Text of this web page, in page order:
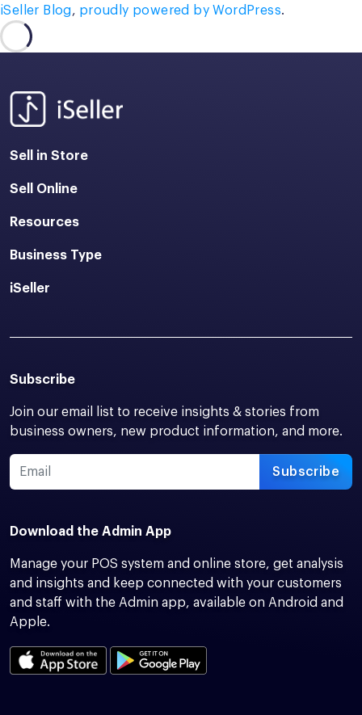
iSeller Blog, proudly powered by WordPress.
Sell in Store
Sell Online
Resources
Business Type
iSeller
Subscribe
Join our email list to receive insights & stories from
business owners, new product information, and more.
Subscribe
Download the Admin App
Manage your POS system and online store, get analysis
and insights and keep connected with your customers
and staff with the Admin app, available on Android and
Apple.